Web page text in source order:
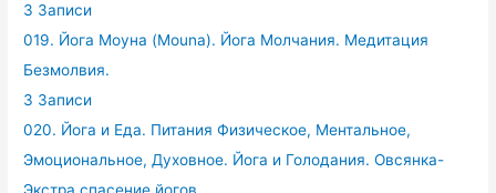
3 Записи
019. Йога Моуна (Mouna). Йога Молчания. Медитация
Безмолвия.
3 Записи
020. Йога и Еда. Питания Физическое, Ментальное,
Эмоциональное, Духовное. Йога и Голодания. Овсянка-